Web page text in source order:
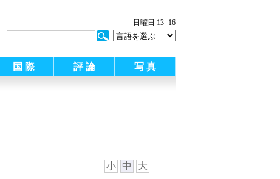
日曜日 13 16
国 際 評 論 写 真
小 中 大